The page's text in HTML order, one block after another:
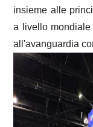
insieme alle
a livello
all'avanguardia